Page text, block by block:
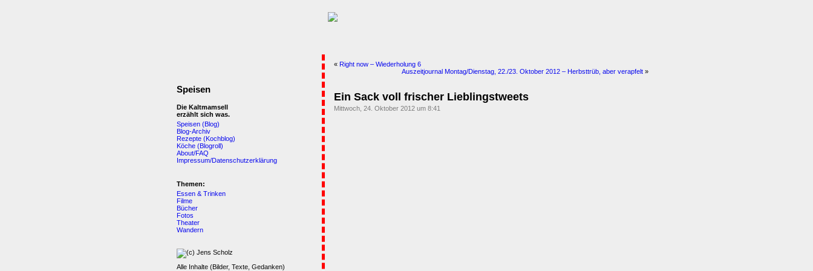
« Right now – Wiederholung 6
Auszeitjournal Montag/Dienstag, 22./23. Oktober 2012 – Herbsttrüb, aber verapfelt »
Ein Sack voll frischer Lieblingstweets
Mittwoch, 24. Oktober 2012 um 8:41
Speisen
Die Kaltmamsell
erzählt sich was.
Speisen (Blog)
Blog-Archiv
Rezepte (Kochblog)
Köche (Blogroll)
About/FAQ
Impressum/Datenschutzerklärung
Themen:
Essen & Trinken
Filme
Bücher
Fotos
Theater
Wandern
Alle Inhalte (Bilder, Texte, Gedanken)